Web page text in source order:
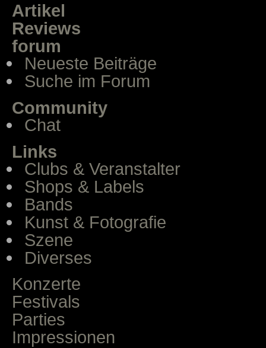
Artikel
Reviews
forum
Neueste Beiträge
Suche im Forum
Community
Chat
Links
Clubs & Veranstalter
Shops & Labels
Bands
Kunst & Fotografie
Szene
Diverses
Konzerte
Festivals
Parties
Impressionen